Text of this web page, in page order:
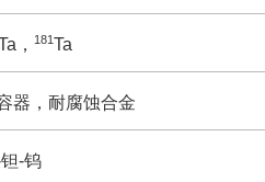
， 181 Ta
器，耐腐蚀合金
-钨